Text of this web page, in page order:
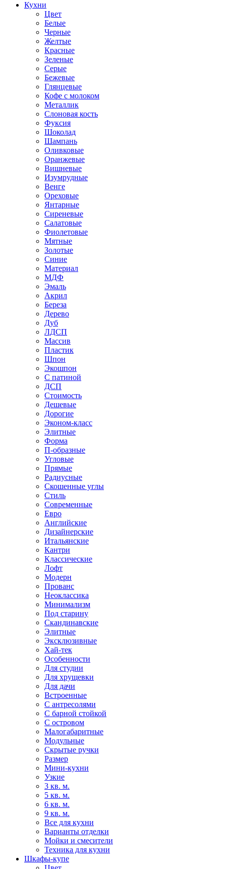
Кухни
Цвет
Белые
Черные
Желтые
Красные
Зеленые
Серые
Бежевые
Глянцевые
Кофе с молоком
Металлик
Слоновая кость
Фуксия
Шоколад
Шампань
Оливковые
Оранжевые
Вишневые
Изумрудные
Венге
Ореховые
Янтарные
Сиреневые
Салатовые
Фиолетовые
Мятные
Золотые
Синие
Материал
МДФ
Эмаль
Акрил
Береза
Дерево
Дуб
ЛДСП
Массив
Пластик
Шпон
Экошпон
С патиной
ДСП
Стоимость
Дешевые
Дорогие
Эконом-класс
Элитные
Форма
П-образные
Угловые
Прямые
Радиусные
Скошенные углы
Стиль
Современные
Евро
Английские
Дизайнерские
Итальянские
Кантри
Классические
Лофт
Модерн
Прованс
Неоклассика
Минимализм
Под старину
Скандинавские
Элитные
Эксклюзивные
Хай-тек
Особенности
Для студии
Для хрущевки
Для дачи
Встроенные
С антресолями
С барной стойкой
С островом
Малогабаритные
Модульные
Скрытые ручки
Размер
Мини-кухни
Узкие
3 кв. м.
5 кв. м.
6 кв. м.
9 кв. м.
Все для кухни
Варианты отделки
Мойки и смесители
Техника для кухни
Шкафы-купе